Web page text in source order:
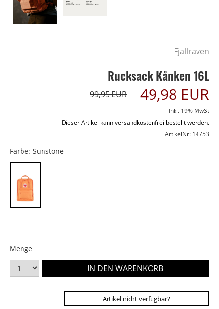
Fjallraven
Rucksack Kånken 16L
99,95 EUR 49,98 EUR
Inkl. 19% MwSt
Dieser Artikel kann versandkostenfrei bestellt werden.
ArtikelNr: 14753
Farbe: Sunstone
Menge
Artikel nicht verfügbar?